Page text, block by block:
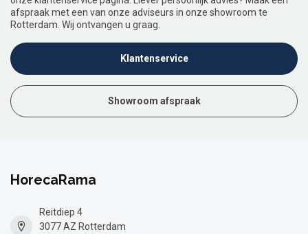
afspraak met een van onze adviseurs in onze showroom te
Rotterdam. Wij ontvangen u graag.
Klantenservice
Showroom afspraak
HorecaRama
Reitdiep 4
3077 AZ Rotterdam